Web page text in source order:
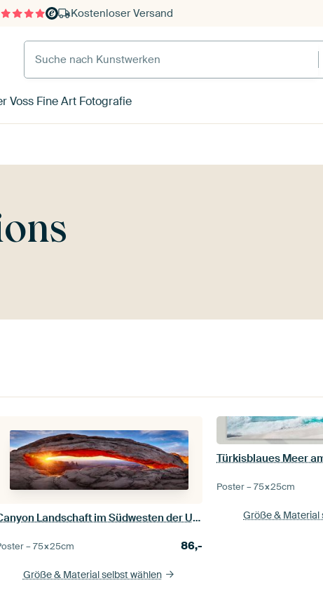
Kostenloser Versand
Suche nach Kunstwerken
Voss Fine Art Fotografie
Canyon Landschaft im Südwesten der USA zum Sonnenaufgang
–75×25cm 86,-
Größe & Material selbst wählen
Poster –75×25cm
Größe & Material